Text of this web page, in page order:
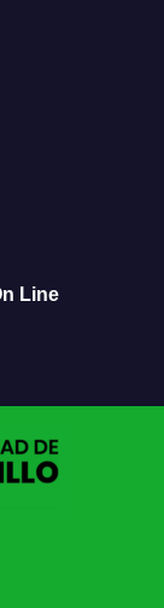
Line